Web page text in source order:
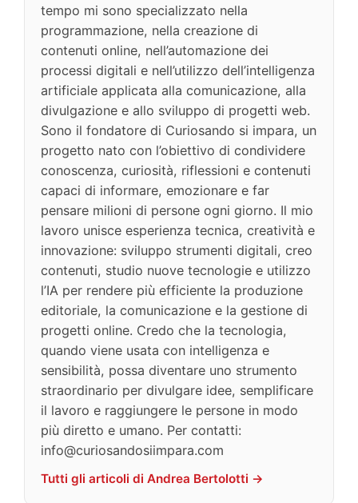
tempo mi sono specializzato nella
programmazione, nella creazione di
contenuti online, nell’automazione dei
processi digitali e nell’utilizzo dell’intelligenza
artificiale applicata alla comunicazione, alla
divulgazione e allo sviluppo di progetti web.
Sono il fondatore di Curiosando si impara, un
progetto nato con l’obiettivo di condividere
conoscenza, curiosità, riflessioni e contenuti
capaci di informare, emozionare e far
pensare milioni di persone ogni giorno. Il mio
lavoro unisce esperienza tecnica, creatività e
innovazione: sviluppo strumenti digitali, creo
contenuti, studio nuove tecnologie e utilizzo
l’IA per rendere più efficiente la produzione
editoriale, la comunicazione e la gestione di
progetti online. Credo che la tecnologia,
quando viene usata con intelligenza e
sensibilità, possa diventare uno strumento
straordinario per divulgare idee, semplificare
il lavoro e raggiungere le persone in modo
più diretto e umano. Per contatti:
info@curiosandosiimpara.com
Tutti gli articoli di Andrea Bertolotti →